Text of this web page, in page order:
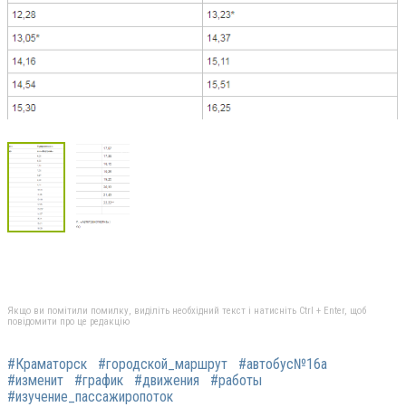
Якщо ви помітили помилку, виділіть необхідний текст і натисніть Ctrl + Enter, щоб
повідомити про це редакцію
#Краматорск #городской_маршрут
#автобус№16а
#изменит
#график #движения
#работы
#изучение_пассажиропоток